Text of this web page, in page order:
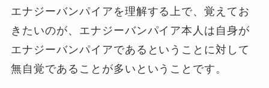
エナジーバンパイアを理解する上で、覚えてお
きたいのが、エナジーバンパイア本人は自身が
エナジーバンパイアであるということに対して
無自覚であることが多いということです。